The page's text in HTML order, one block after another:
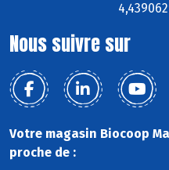
Nous suivre sur
Votre magasin Biocoop
proche de :